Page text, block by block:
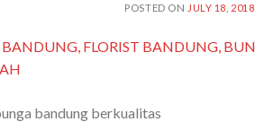
POSTED ON JULY 18, 2018
bandung berkualitas